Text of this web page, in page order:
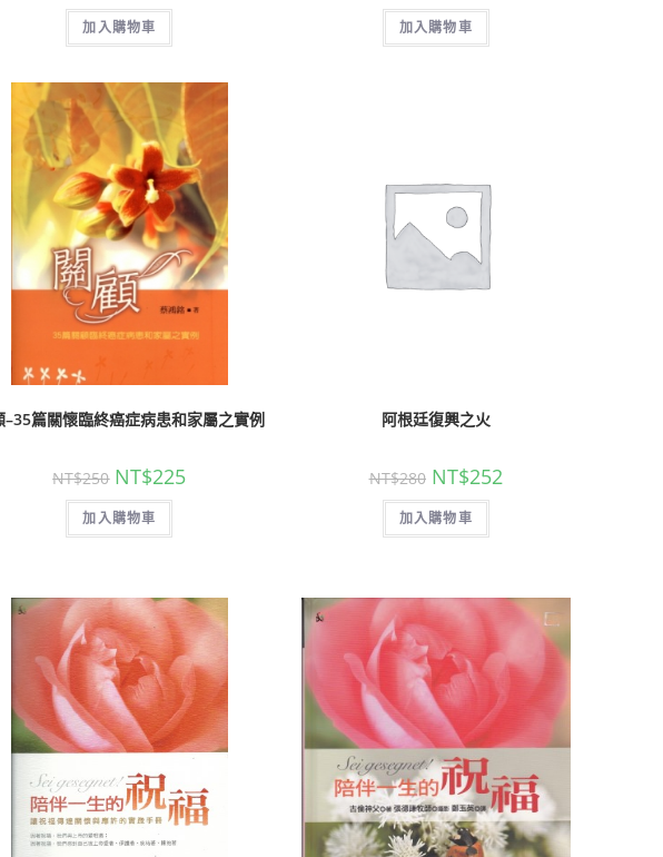
加入購物車 加入購物車
–35篇關懷臨終癌症病患和家屬之實例
NT$250 NT$225
加入購物車
阿根廷復興之火
NT$280 NT$252
加入購物車